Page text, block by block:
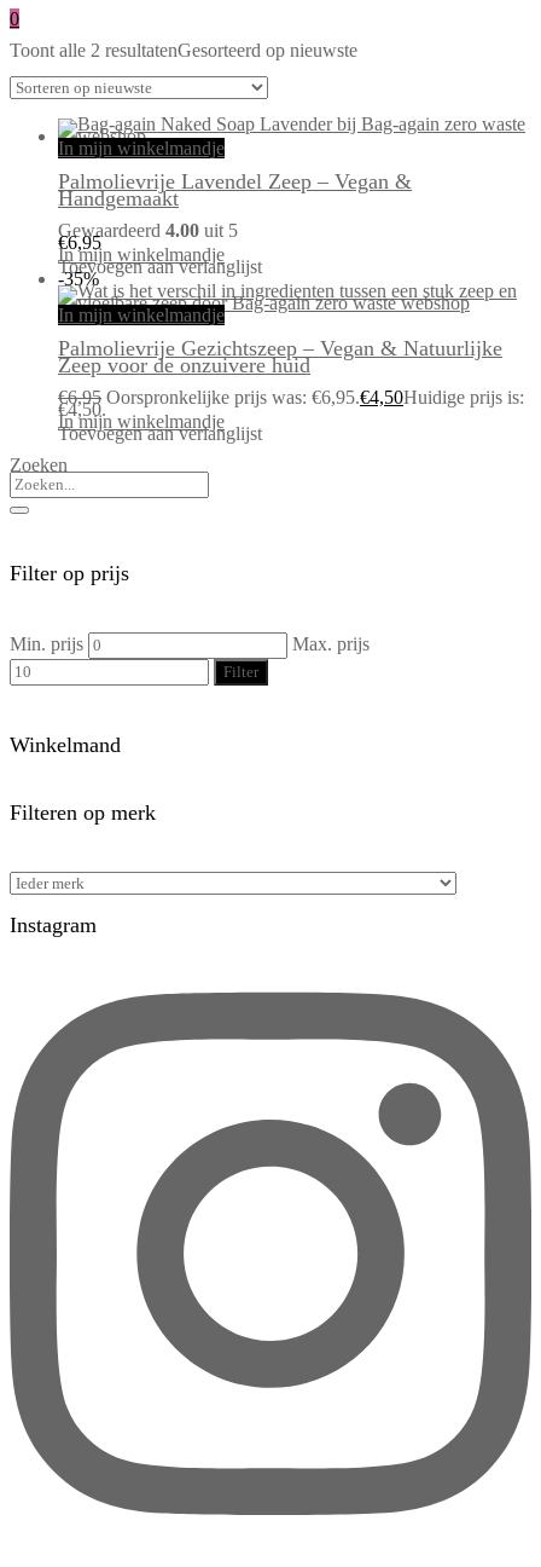
0
Toont alle 2 resultatenGesorteerd op nieuwste
In mijn winkelmandje
Palmolievrije Lavendel Zeep – Vegan &
Handgemaakt
Gewaardeerd 4.00 uit 5
€6,95
In mijn winkelmandje
Toevoegen aan verlanglijst
-35%
In mijn winkelmandje
Palmolievrije Gezichtszeep – Vegan & Natuurlijke
Zeep voor de onzuivere huid
€6,95 Oorspronkelijke prijs was: €6,95.€4,50Huidige prijs is:
€4,50.
In mijn winkelmandje
Toevoegen aan verlanglijst
Zoeken
Filter op prijs
Min. prijs Max. prijs
Filter
Winkelmand
Filteren op merk
Instagram